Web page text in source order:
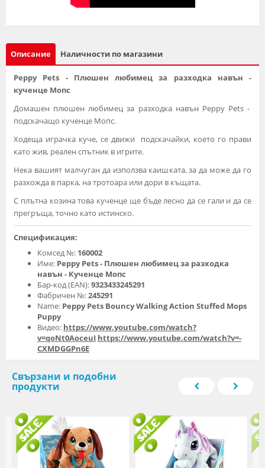
Описание Наличности по магазини
Peppy Pets - Плюшен любимец за разходка навън -
кученце Мопс
Домашен плюшен любимец за разходка навън Peppy Pets -
подскачащо кученце Мопс.
Ходеща играчка куче, се движи подскачайки, което го прави
като жив, реален спътник в игрите.
Нека вашият малчуган да използва каишката, за да може да го
разхожда в парка, на тротоара или дори в къщата.
С плътна козина това кученце ще бъде лесно да се гали и да се
прегръща, точно като истинско.
Спецификация:
Комсед №: 160002
Име: Peppy Pets - Плюшен любимец за разходка
навън - Кученце Мопс
Бар-код (EAN):9323433245291
Фабричен №:245291
Name: Peppy Pets Bouncy Walking Action Stuffed Mops
Puppy
Видео: https://www.youtube.com/watch?
v=qoNt0AoceuI https://www.youtube.com/watch?v=-
CXMDGGPn6E
Свързани и подобни
продукти